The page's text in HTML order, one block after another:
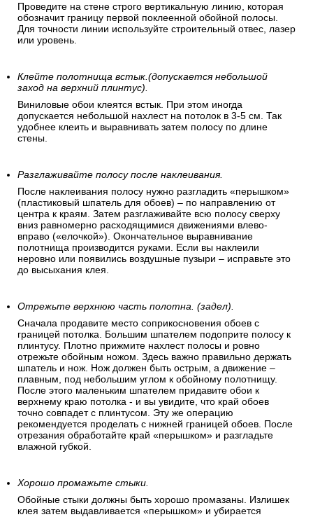
Проведите на стене строго вертикальную линию, которая
обозначит границу первой поклеенной обойной полосы.
Для точности линии используйте строительный отвес, лазер
или уровень.
Клейте полотнища встык.(допускается небольшой
заход на верхний плинтус).
Виниловые обои клеятся встык. При этом иногда
допускается небольшой нахлест на потолок в 3-5 см. Так
удобнее клеить и выравнивать затем полосу по длине
стены.
Разглаживайте полосу после наклеивания.
После наклеивания полосу нужно разгладить «перышком»
(пластиковый шпатель для обоев) – по направлению от
центра к краям. Затем разглаживайте всю полосу сверху
вниз равномерно расходящимися движениями влево-
вправо («елочкой»). Окончательное выравнивание
полотнища производится руками. Если вы наклеили
неровно или появились воздушные пузыри – исправьте это
до высыхания клея.
Отрежьте верхнюю часть полотна. (задел).
Сначала продавите место соприкосновения обоев с
границей потолка. Большим шпателем подоприте полосу к
плинтусу. Плотно прижмите нахлест полосы и ровно
отрежьте обойным ножом. Здесь важно правильно держать
шпатель и нож. Нож должен быть острым, а движение –
плавным, под небольшим углом к обойному полотнищу.
После этого маленьким шпателем придавите обои к
верхнему краю потолка - и вы увидите, что край обоев
точно совпадет с плинтусом. Эту же операцию
рекомендуется проделать с нижней границей обоев. После
отрезания обработайте край «перышком» и разгладьте
влажной губкой.
Хорошо промажьте стыки.
Обойные стыки должны быть хорошо промазаны. Излишек
клея затем выдавливается «перышком» и убирается